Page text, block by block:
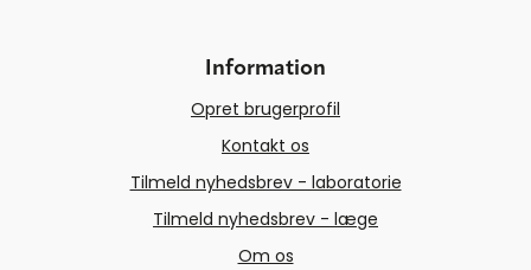
Information
Opret brugerprofil
Kontakt os
Tilmeld nyhedsbrev - laboratorie
Tilmeld nyhedsbrev - læge
Om os